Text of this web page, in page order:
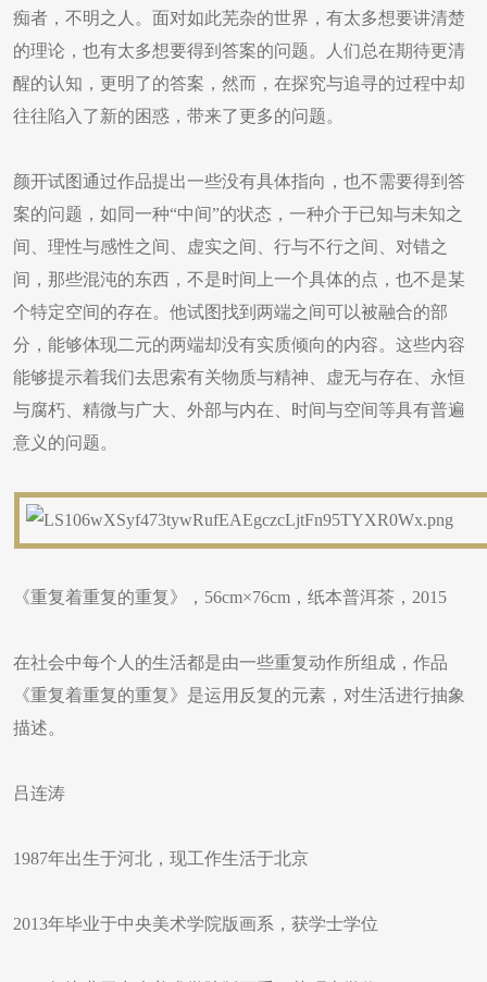
痴者，不明之人。面对如此芜杂的世界，有太多想要讲清楚
的理论，也有太多想要得到答案的问题。人们总在期待更清
醒的认知，更明了的答案，然而，在探究与追寻的过程中却
往往陷入了新的困惑，带来了更多的问题。
颜开试图通过作品提出一些没有具体指向，也不需要得到答
案的问题，如同一种“中间”的状态，一种介于已知与未知之
间、理性与感性之间、虚实之间、行与不行之间、对错之
间，那些混沌的东西，不是时间上一个具体的点，也不是某
个特定空间的存在。他试图找到两端之间可以被融合的部
分，能够体现二元的两端却没有实质倾向的内容。这些内容
能够提示着我们去思索有关物质与精神、虚无与存在、永恒
与腐朽、精微与广大、外部与内在、时间与空间等具有普遍
意义的问题。
《重复着重复的重复》，56cm×76cm，纸本普洱茶，2015
在社会中每个人的生活都是由一些重复动作所组成，作品
《重复着重复的重复》是运用反复的元素，对生活进行抽象
描述。
吕连涛
1987年出生于河北，现工作生活于北京
2013年毕业于中央美术学院版画系，获学士学位